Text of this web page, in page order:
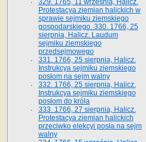
329. 1765, 11 września, Halicz.
Protestacya ziemian halickich w
sprawie sejmiku ziemskiego
gospodarskiego. 330. 1766, 25
sierpnia, Halicz. Laudum
sejmiku ziemskiego
przedsejmowego
331. 1766, 25 sierpnia, Halicz.
Instrukcya sejmiku ziemskiego
posłom na sejm walny
332. 1766, 25 sierpnia, Halicz.
Instrukcya sejmiku ziemskiego
posłom do króla
333. 1766, 27 sierpnia, Halicz.
Protestacya ziemian halickich
przeciwko elekcyi posła na sejm
walny